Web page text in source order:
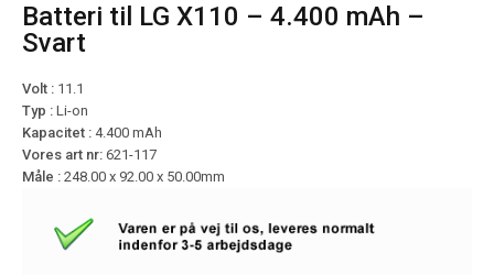
Batteri til LG X110 – 4.400 mAh –
Svart
Volt : 11.1
Typ : Li-on
Kapacitet : 4.400 mAh
Vores art nr: 621-117
Måle : 248.00 x 92.00 x 50.00mm